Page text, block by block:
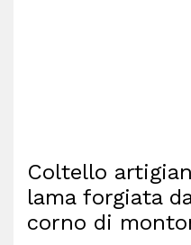
Coltello
lama forgiata
corno di